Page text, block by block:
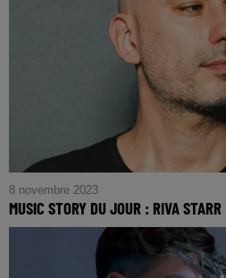
8 novembre 2023
MUSIC STORY DU JOUR : RIVA STARR